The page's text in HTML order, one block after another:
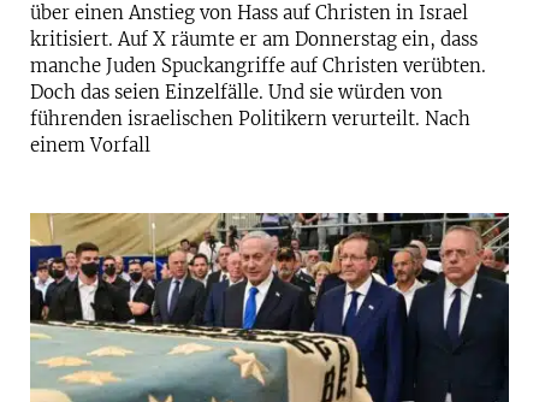
über einen Anstieg von Hass auf Christen in Israel
kritisiert. Auf X räumte er am Donnerstag ein, dass
manche Juden Spuckangriffe auf Christen verübten.
Doch das seien Einzelfälle. Und sie würden von
führenden israelischen Politikern verurteilt. Nach
einem Vorfall